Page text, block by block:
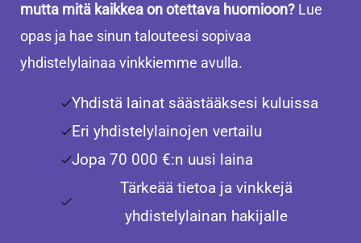
mutta mitä kaikkea on otettava huomioon? Lue
opas ja hae sinun talouteesi sopivaa
yhdistelylainaa vinkkiemme avulla.
Yhdistä lainat säästääksesi kuluissa
Eri yhdistelylainojen vertailu
Jopa 70 000 €:n uusi laina
Tärkeää tietoa ja vinkkejä
yhdistelylainan hakijalle